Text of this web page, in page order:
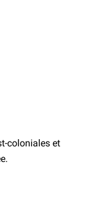
coloniales et